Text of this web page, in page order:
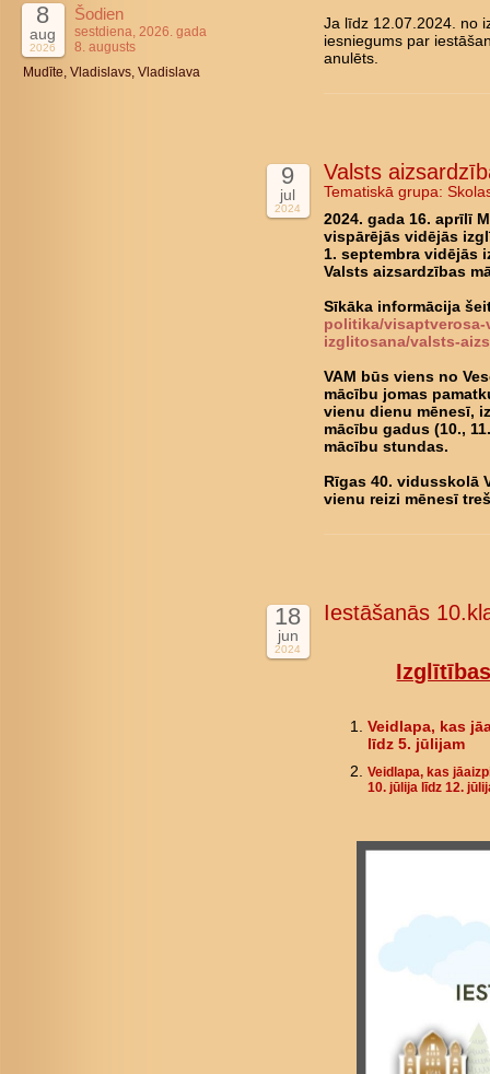
8
aug
2026
Šodien
sestdiena, 2026. gada
8. augusts
Mudīte, Vladislavs, Vladislava
Ja līdz 12.07.2024. no
iesniegums par
anulēts.
9
jul
2024
Valsts
Tematiskā grupa:
2024. gada 16. aprīlī
vispārējās vidējās
1. septembra vidējās
Valsts aizsardzības
Sīkāka informācija
politika/
izglitosana/valsts-
VAM būs viens no
mācību jomas
vienu dienu mēnesī,
mācību gadus (10.,
mācību stundas.
Rīgas 40. vidusskolā
vienu reizi mēnesī
18
jun
2024
Iestāšanās
Veidlapa, kas
līdz 5. jūlijam
Veidlapa, kas
10. jūlija līdz 12.